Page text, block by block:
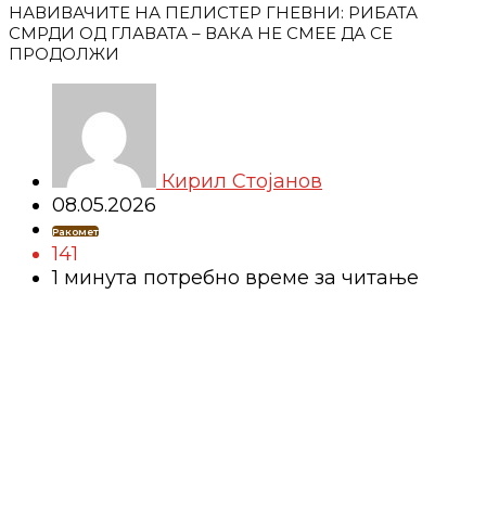
НАВИВАЧИТЕ НА ПЕЛИСТЕР ГНЕВНИ: РИБАТА
СМРДИ ОД ГЛАВАТА – ВАКА НЕ СМЕЕ ДА СЕ
ПРОДОЛЖИ
Кирил Стојанов
08.05.2026
Ракомет
141
1 минутa потребно време за читање